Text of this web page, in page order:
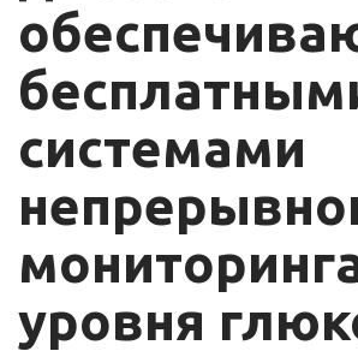
системами
уровня